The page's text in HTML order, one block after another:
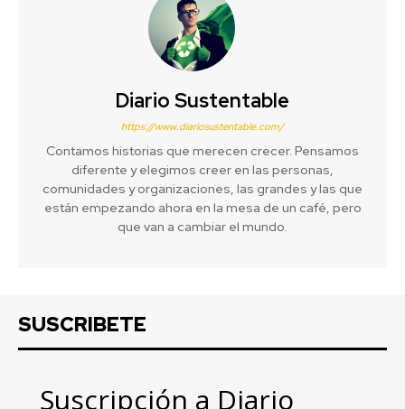
Diario Sustentable
https://www.diariosustentable.com/
Contamos historias que merecen crecer. Pensamos
diferente y elegimos creer en las personas,
comunidades y organizaciones, las grandes y las que
están empezando ahora en la mesa de un café, pero
que van a cambiar el mundo.
SUSCRIBETE
Suscripción a Diario